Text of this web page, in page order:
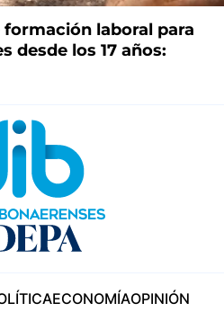
laboral para
desde los 17 años:
ECONOMÍAOPINIÓN